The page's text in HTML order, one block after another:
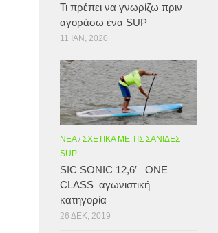
Τι πρέπει να γνωρίζω πριν
αγοράσω ένα SUP
11 ΙΑΝ, 2020
ΝΈΑ/ ΣΧΕΤΙΚΆ ΜΕ ΤΙΣ ΣΑΝΊΔΕΣ
SUP
SIC SONIC 12,6′ ONE
CLASS αγωνιστική
κατηγορία
26 ΔΕΚ, 2019